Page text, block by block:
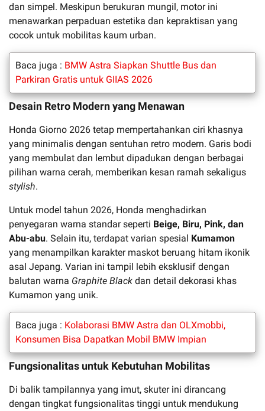
dan simpel. Meskipun berukuran mungil, motor ini
menawarkan perpaduan estetika dan kepraktisan yang
cocok untuk mobilitas kaum urban.
Baca juga : BMW Astra Siapkan Shuttle Bus dan
Parkiran Gratis untuk GIIAS 2026
Desain Retro Modern yang Menawan
Honda Giorno 2026 tetap mempertahankan ciri khasnya
yang minimalis dengan sentuhan retro modern. Garis bodi
yang membulat dan lembut dipadukan dengan berbagai
pilihan warna cerah, memberikan kesan ramah sekaligus
stylish.
Untuk model tahun 2026, Honda menghadirkan
penyegaran warna standar seperti Beige, Biru, Pink, dan
Abu-abu. Selain itu, terdapat varian spesial Kumamon
yang menampilkan karakter maskot beruang hitam ikonik
asal Jepang. Varian ini tampil lebih eksklusif dengan
balutan warna Graphite Black dan detail dekorasi khas
Kumamon yang unik.
Baca juga : Kolaborasi BMW Astra dan OLXmobbi,
Konsumen Bisa Dapatkan Mobil BMW Impian
Fungsionalitas untuk Kebutuhan Mobilitas
Di balik tampilannya yang imut, skuter ini dirancang
dengan tingkat fungsionalitas tinggi untuk mendukung